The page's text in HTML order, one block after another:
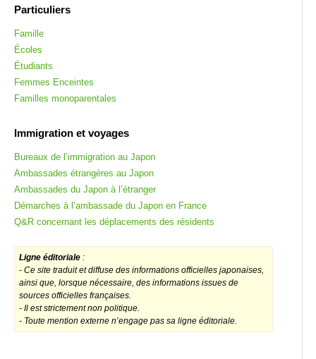
Particuliers
Famille
Écoles
Étudiants
Femmes Enceintes
Familles monoparentales
Immigration et voyages
Bureaux de l’immigration au Japon
Ambassades étrangères au Japon
Ambassades du Japon à l’étranger
Démarches à l’ambassade du Japon en France
Q&R concernant les déplacements des résidents
Ligne éditoriale :
- Ce site traduit et diffuse des informations officielles japonaises,
ainsi que, lorsque nécessaire, des informations issues de
sources officielles françaises.
- Il est strictement non politique.
- Toute mention externe n’engage pas sa ligne éditoriale.